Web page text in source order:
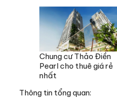
Chung cư Thảo Điền
Pearl cho thuê giá rẻ
nhất
Thông tin tổng quan: